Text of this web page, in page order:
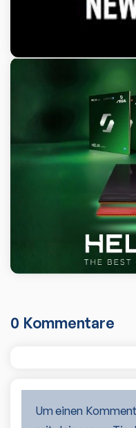
0 Kommentare
Um einen